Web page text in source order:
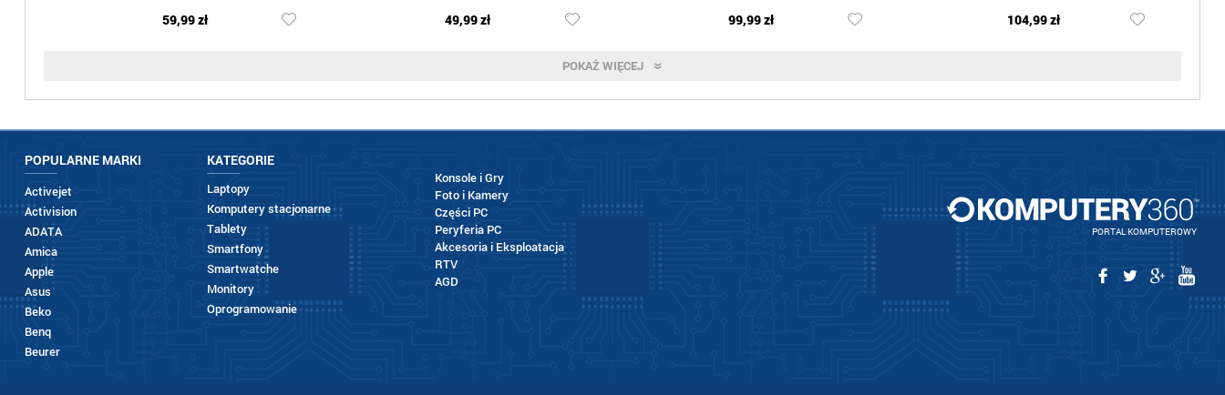
59,99 zł 49,99 zł 99,99 zł 104,99 zł
POKAŻ WIĘCEJ
POPULARNE MARKI
Activejet
Activision
ADATA
Amica
Apple
Asus
Beko
Benq
Beurer
KATEGORIE
Laptopy
Komputery stacjonarne
Tablety
Smartfony
Smartwatche
Monitory
Oprogramowanie
Konsole i Gry
Foto i Kamery
Części PC
Peryferia PC
Akcesoria i Eksploatacja
RTV
AGD
PORTAL KOMPUTEROWY